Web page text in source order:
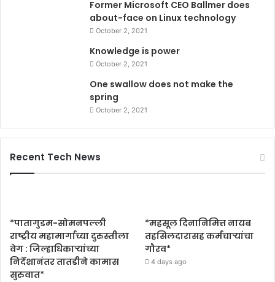
Former Microsoft CEO Ballmer does
about-face on Linux technology
October 2, 2021
Knowledge is power
October 2, 2021
One swallow does not make the
spring
October 2, 2021
Recent Tech News
*पातागुडम-सोमनपल्ली
राष्ट्रीय महामार्गाच्या दुरुस्तीला
वेग : जिल्हाधिकाऱ्यांच्या
निर्देशानंतर तातडीने कामास
सुरुवात*
*महसूल दिनानिमित्त नायब
तहसिलदारासह कर्मचाऱ्यांचा
गौरव*
4 days ago